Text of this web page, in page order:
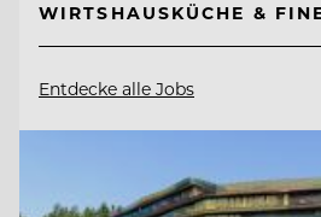
WIRTSHAUSKÜCHE &
Entdecke alle Jobs